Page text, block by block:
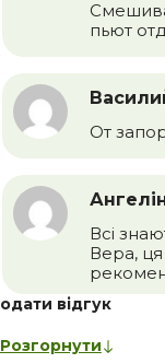
пьют
От
Всі
Вера,
відгук
Розгорнути